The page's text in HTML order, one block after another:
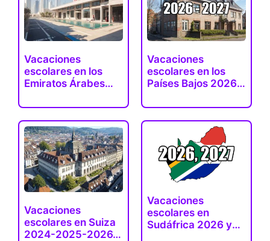
Vacaciones
escolares en los
Emiratos Árabes
Vacaciones
escolares en los
Países Bajos 2026-
Vacaciones
escolares en Suiza
2024-2025-2026…
Vacaciones
escolares en
Sudáfrica 2026 y